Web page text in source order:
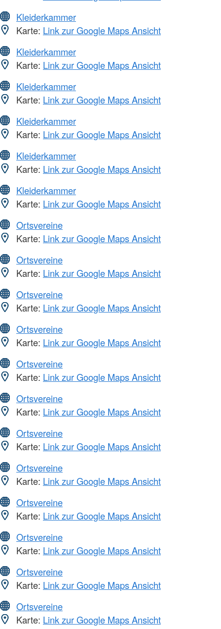
Kleiderkammer
Karte: Link zur Google Maps Ansicht
Kleiderkammer
Karte: Link zur Google Maps Ansicht
Kleiderkammer
Karte: Link zur Google Maps Ansicht
Kleiderkammer
Karte: Link zur Google Maps Ansicht
Kleiderkammer
Karte: Link zur Google Maps Ansicht
Kleiderkammer
Karte: Link zur Google Maps Ansicht
Ortsvereine
Karte: Link zur Google Maps Ansicht
Ortsvereine
Karte: Link zur Google Maps Ansicht
Ortsvereine
Karte: Link zur Google Maps Ansicht
Ortsvereine
Karte: Link zur Google Maps Ansicht
Ortsvereine
Karte: Link zur Google Maps Ansicht
Ortsvereine
Karte: Link zur Google Maps Ansicht
Ortsvereine
Karte: Link zur Google Maps Ansicht
Ortsvereine
Karte: Link zur Google Maps Ansicht
Ortsvereine
Karte: Link zur Google Maps Ansicht
Ortsvereine
Karte: Link zur Google Maps Ansicht
Ortsvereine
Karte: Link zur Google Maps Ansicht
Ortsvereine
Karte: Link zur Google Maps Ansicht